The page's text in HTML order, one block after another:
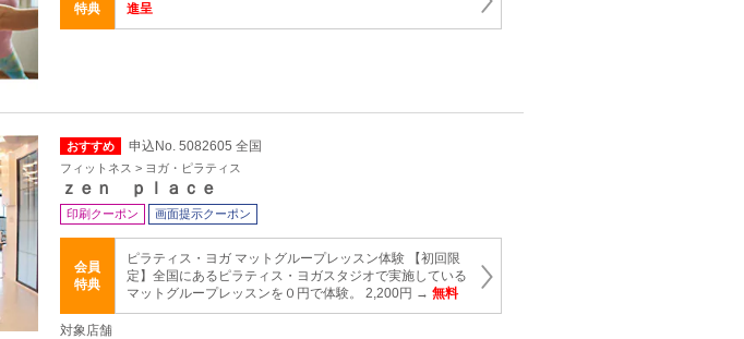
特典
進呈
おすすめ 申込No. 5082605 全国
フィットネス > ヨガ・ピラティス
ｚｅｎ ｐｌａｃｅ
印刷クーポン 画面提示クーポン
会員
特典
ピラティス・ヨガ マットグループレッスン体験 【初回限
定】全国にあるピラティス・ヨガスタジオで実施している
マットグループレッスンを０円で体験。 2,200円 → 無料
対象店舗